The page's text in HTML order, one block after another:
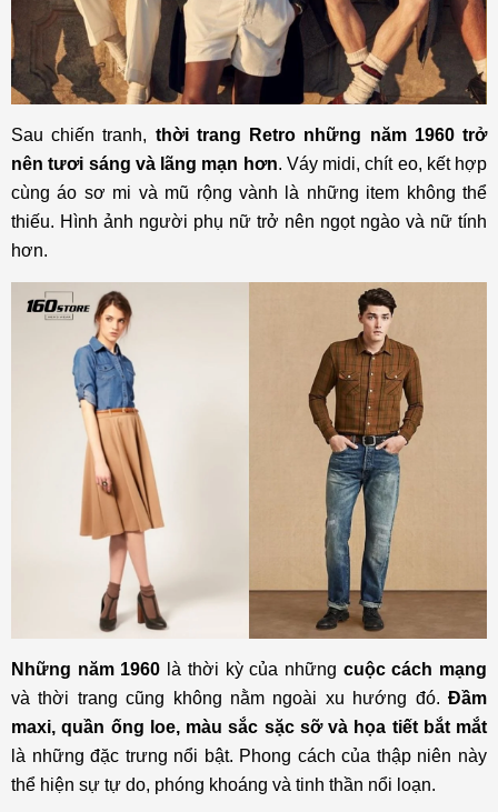
Sau chiến tranh, thời trang Retro những năm 1960 trở
nên tươi sáng và lãng mạn hơn. Váy midi, chít eo, kết hợp
cùng áo sơ mi và mũ rộng vành là những item không thể
thiếu. Hình ảnh người phụ nữ trở nên ngọt ngào và nữ tính
hơn.
Những năm 1960 là thời kỳ của những cuộc cách mạng
và thời trang cũng không nằm ngoài xu hướng đó. Đầm
maxi, quần ống loe, màu sắc sặc sỡ và họa tiết bắt mắt
là những đặc trưng nổi bật. Phong cách của thập niên này
thể hiện sự tự do, phóng khoáng và tinh thần nổi loạn.